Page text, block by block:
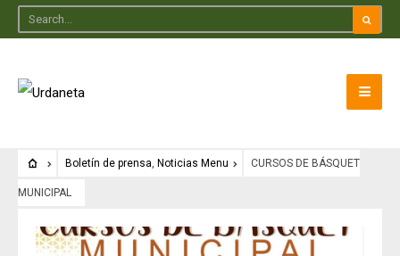
Boletín de prensa, Noticias Menu CURSOS DE BÁSQUET
MUNICIPAL